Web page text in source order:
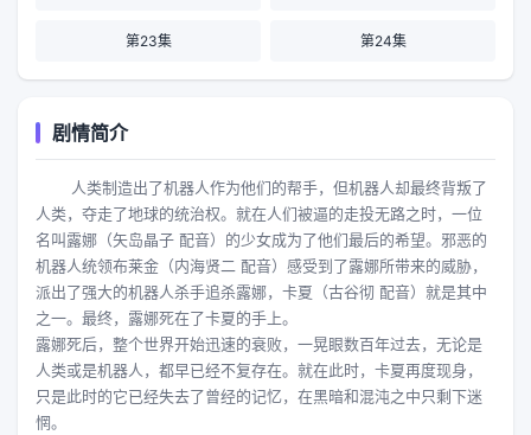
第23集 第24集
剧情简介
人类制造出了机器人作为他们的帮手，但机器人却最终背叛了
人类，夺走了地球的统治权。就在人们被逼的走投无路之时，一位
名叫露娜（矢岛晶子 配音）的少女成为了他们最后的希望。邪恶的
机器人统领布莱金（内海贤二 配音）感受到了露娜所带来的威胁，
派出了强大的机器人杀手追杀露娜，卡夏（古谷彻 配音）就是其中
之一。最终，露娜死在了卡夏的手上。
露娜死后，整个世界开始迅速的衰败，一晃眼数百年过去，无论是
人类或是机器人，都早已经不复存在。就在此时，卡夏再度现身，
只是此时的它已经失去了曾经的记忆，在黑暗和混沌之中只剩下迷
惘。